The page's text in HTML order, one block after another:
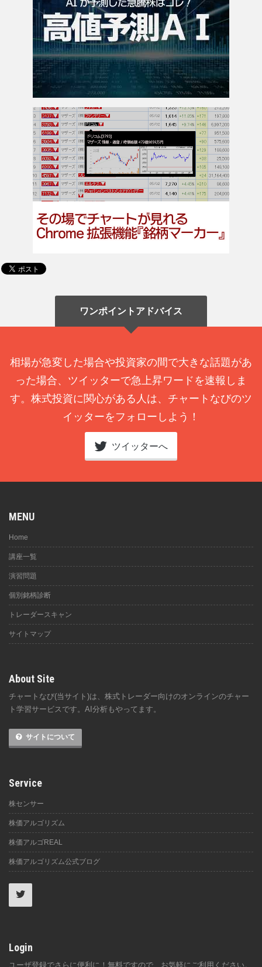
ワンポイントアドバイス
相場が急変した場合や投資家の間で大きな話題があ
った場合、ツイッターで急上昇ワードを速報しま
す。株式投資に関心がある人は、チャートなびのツ
イッターをフォローしよう！
ツイッターへ
MENU
Home
講座一覧
演習問題
個別銘柄診断
トレーダースキャン
サイトマップ
About Site
チャートなび(当サイト)は、株式トレーダー向けのオンラインのチャー
ト学習サービスです。AI分析もやってます。
サイトについて
Service
株センサー
株価アルゴリズム
株価アルゴREAL
株価アルゴリズム公式ブログ
Login
ユーザ登録でさらに便利に！無料ですので、お気軽にご利用ください。